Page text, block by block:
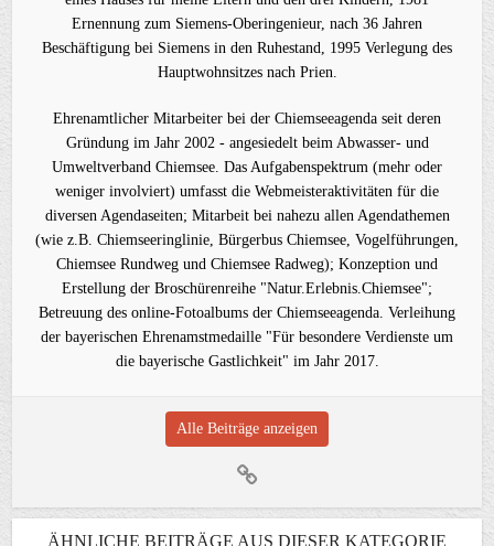
Ernennung zum Siemens-Oberingenieur, nach 36 Jahren
Beschäftigung bei Siemens in den Ruhestand, 1995 Verlegung des
Hauptwohnsitzes nach Prien.
Ehrenamtlicher Mitarbeiter bei der Chiemseeagenda seit deren
Gründung im Jahr 2002 - angesiedelt beim Abwasser- und
Umweltverband Chiemsee. Das Aufgabenspektrum (mehr oder
weniger involviert) umfasst die Webmeisteraktivitäten für die
diversen Agendaseiten; Mitarbeit bei nahezu allen Agendathemen
(wie z.B. Chiemseeringlinie, Bürgerbus Chiemsee, Vogelführungen,
Chiemsee Rundweg und Chiemsee Radweg); Konzeption und
Erstellung der Broschürenreihe "Natur.Erlebnis.Chiemsee";
Betreuung des online-Fotoalbums der Chiemseeagenda. Verleihung
der bayerischen Ehrenamstmedaille "Für besondere Verdienste um
die bayerische Gastlichkeit" im Jahr 2017.
Alle Beiträge anzeigen
ÄHNLICHE BEITRÄGE AUS DIESER KATEGORIE